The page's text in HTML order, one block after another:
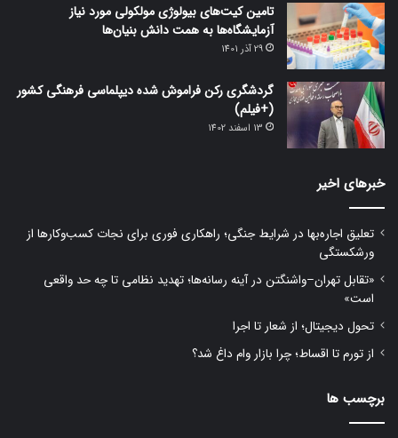
تامین کیت‌های بیولوژی مولکولی مورد نیاز
آزمایشگاه‌ها به همت دانش بنیان‌ها
29 آذر 1401
گردشگری رکن فراموش شده دیپلماسی فرهنگی کشور
(+فیلم)
13 اسفند 1402
خبرهای اخیر
تعلیق اجاره‌بها در شرایط جنگی؛ راهکاری فوری برای نجات کسب‌وکارها از
ورشکستگی
«تقابل تهران–واشنگتن در آینه رسانه‌ها؛ تهدید نظامی تا چه حد واقعی
است»
تحول دیجیتال؛ از شعار تا اجرا
از تورم تا اقساط؛ چرا بازار وام داغ شد؟
برچسب ها